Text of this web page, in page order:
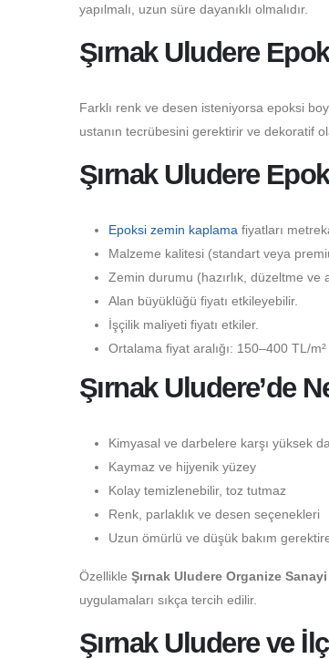
yapılmalı, uzun süre dayanıklı olmalıdır.
Şırnak Uludere
Farklı renk ve desen isteniyorsa epoksi
ustanın tecrübesini gerektirir ve dekoratif
Şırnak Uludere
Epoksi zemin kaplama fiyatları
Malzeme kalitesi (standart veya
Zemin durumu (hazırlık, düzeltme ve
Alan büyüklüğü fiyatı etkileyebilir.
İşçilik maliyeti fiyatı etkiler.
Ortalama fiyat aralığı: 150–400 TL/
Şırnak Uludere’de
Kimyasal ve darbelere karşı yüksek
Kaymaz ve hijyenik yüzey
Kolay temizlenebilir, toz tutmaz
Renk, parlaklık ve desen seçenekleri
Uzun ömürlü ve düşük bakım
Özellikle Şırnak Uludere Organize
uygulamaları sıkça tercih edilir.
Şırnak Uludere ve